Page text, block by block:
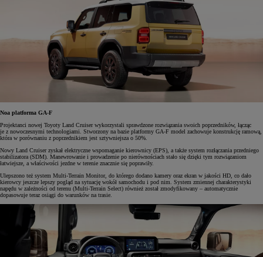
Noa platforma GA-F
Projektanci nowej Toyoty Land Cruiser wykorzystali sprawdzone rozwiązania swoich poprzedników, łącząc
je z nowoczesnymi technologiami. Stworzony na bazie platformy GA-F model zachowuje konstrukcję ramową,
która w porównaniu z poprzednikiem jest sztywniejsza o 50%.
Nowy Land Cruiser zyskał elektryczne wspomaganie kierownicy (EPS), a także system rozłączania przedniego
stabilizatora (SDM). Manewrowanie i prowadzenie po nierównościach stało się dzięki tym rozwiązaniom
łatwiejsze, a właściwości jezdne w terenie znacznie się poprawiły.
Ulepszono też system Multi-Terrain Monitor, do którego dodano kamery oraz ekran w jakości HD, co dało
kierowcy jeszcze lepszy pogląd na sytuację wokół samochodu i pod nim. System zmiennej charakterystyki
napędu w zależności od terenu (Multi-Terrain Select) również został zmodyfikowany – automatycznie
dopasowuje teraz osiągi do warunków na trasie.